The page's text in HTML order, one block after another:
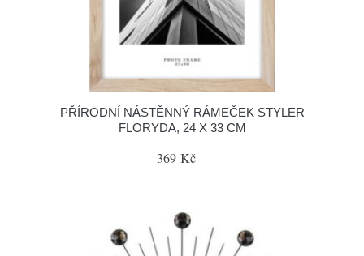
PŘÍRODNÍ NÁSTĚNNÝ RÁMEČEK STYLER
FLORYDA, 24 X 33 CM
369 Kč